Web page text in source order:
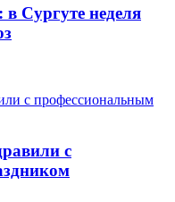
Сургуте неделя
с